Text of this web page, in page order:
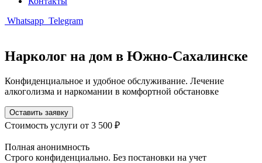
Whatsapp Telegram
Нарколог на дом в Южно-Сахалинске
Конфиденциальное и удобное обслуживание. Лечение
алкоголизма и наркомании в комфортной обстановке
Оставить заявку
Стоимость услуги от 3 500 ₽
Полная анонимность
Строго конфиденциально. Без постановки на учет